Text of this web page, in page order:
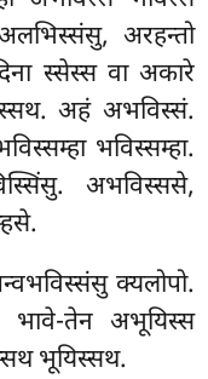
अरहन्तो
स्सेस्स वा अकारे
अहं अभविस्सं.
भविस्सम्हा.
अभविस्ससे,
क्यलोपो.
भावे-तेन अभूयिस्स
भूयिस्सथ.